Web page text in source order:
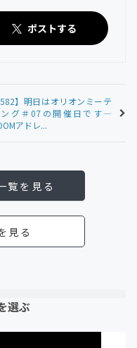
ポストする
582】明日はオリオンミーテ
ング＃07の開催日です—
アドレ...
覧を見る
見る
選ぶ